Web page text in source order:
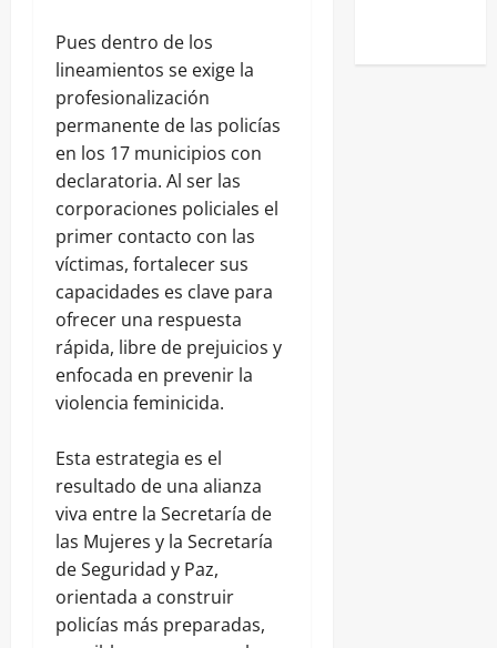
Pues dentro de los
lineamientos se exige la
profesionalización
permanente de las policías
en los 17 municipios con
declaratoria. Al ser las
corporaciones policiales el
primer contacto con las
víctimas, fortalecer sus
capacidades es clave para
ofrecer una respuesta
rápida, libre de prejuicios y
enfocada en prevenir la
violencia feminicida.
Esta estrategia es el
resultado de una alianza
viva entre la Secretaría de
las Mujeres y la Secretaría
de Seguridad y Paz,
orientada a construir
policías más preparadas,